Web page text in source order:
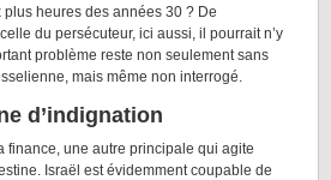
heures des années 30 ? De
du persécuteur, ici aussi, il pourrait n’y
problème reste non seulement sans
mais même non interrogé.
d’indignation
finance, une autre principale qui agite
Israël est évidemment coupable de